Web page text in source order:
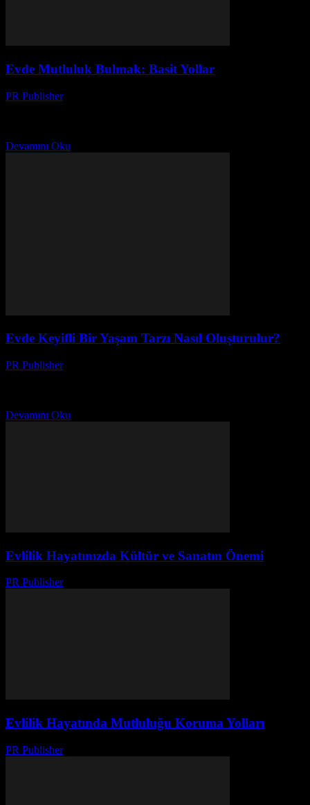
Evde Mutluluk Bulmak: Basit Yollar
PR Publisher-
Devamını Oku
Evde Keyifli Bir Yaşam Tarzı Nasıl Oluşturulur?
PR Publisher-
Devamını Oku
Evlilik Hayatınızda Kültür ve Sanatın Önemi
PR Publisher-
Evlilik Hayatında Mutluluğu Koruma Yolları
PR Publisher-